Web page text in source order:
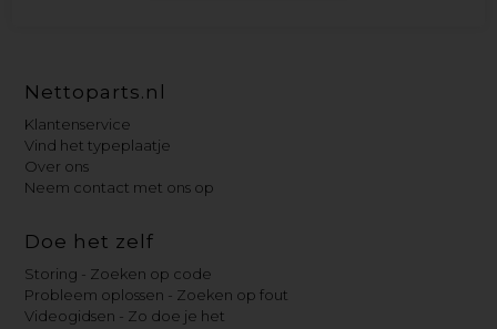
Nettoparts.nl
Klantenservice
Vind het typeplaatje
Over ons
Neem contact met ons op
Doe het zelf
Storing - Zoeken op code
Probleem oplossen - Zoeken op fout
Videogidsen - Zo doe je het